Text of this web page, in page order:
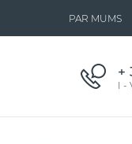
PAR MUMS
+
I -